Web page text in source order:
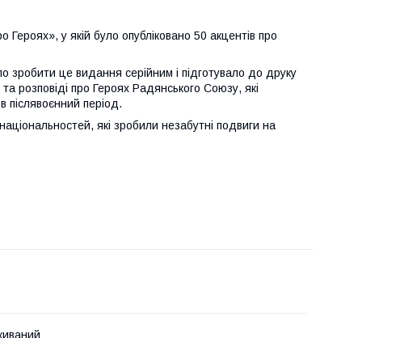
Героях», у якій було опубліковано 50 акцентів про
зробити це видання серійним і підготувало до друку
розповіді про Героях Радянського Союзу, які
післявоєнний період.
які зробили незабутні подвиги на